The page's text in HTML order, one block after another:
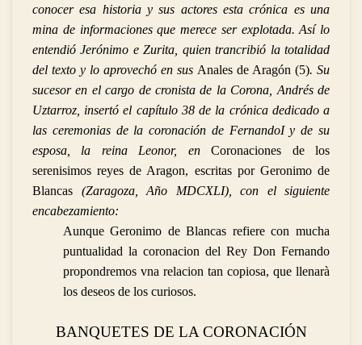
conocer esa historia y sus actores esta crónica es una
mina de informaciones que merece ser explotada. Así lo
entendió Jerónimo e Zurita, quien trancribió la totalidad
del texto y lo aprovechó en sus Anales de Aragón (5). Su
sucesor en el cargo de cronista de la Corona, Andrés de
Uztarroz, insertó el capítulo 38 de la crónica dedicado a
las ceremonias de la coronación de FernandoI y de su
esposa, la reina Leonor, enCoronaciones de los
serenisimos reyes de Aragon, escritas por Geronimo de
Blancas (Zaragoza, Año MDCXLI), con el siguiente
encabezamiento:
Aunque Geronimo de Blancas refiere con mucha
puntualidad la coronacion del Rey Don Fernando
propondremos vna relacion tan copiosa, que llenarà
los deseos de los curiosos.
BANQUETES DE LA CORONACIÓN